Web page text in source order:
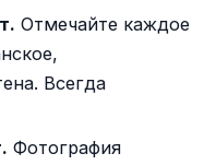
Отмечайте каждое
Всегда
Фотография